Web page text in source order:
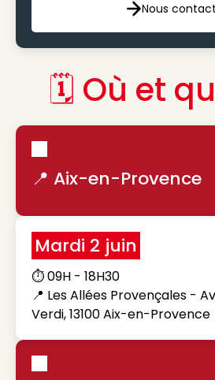
Nous
Nous
🗓️ Où et
📍 Aix-en-Provence
Mardi 2 juin
⏱️ 09H - 18H30
📍 Les Allées Provençales -
Verdi, 13100 Aix-en-Provence